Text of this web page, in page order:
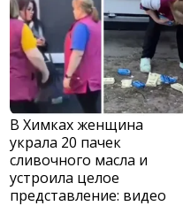
В Химках женщина
украла 20 пачек
сливочного масла и
устроила целое
представление: видео